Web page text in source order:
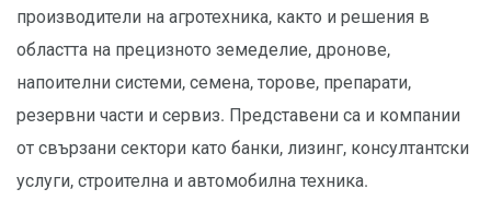
производители на агротехника, както и решения в
областта на прецизното земеделие, дронове,
напоителни системи, семена, торове, препарати,
резервни части и сервиз. Представени са и компании
от свързани сектори като банки, лизинг, консултантски
услуги, строителна и автомобилна техника.